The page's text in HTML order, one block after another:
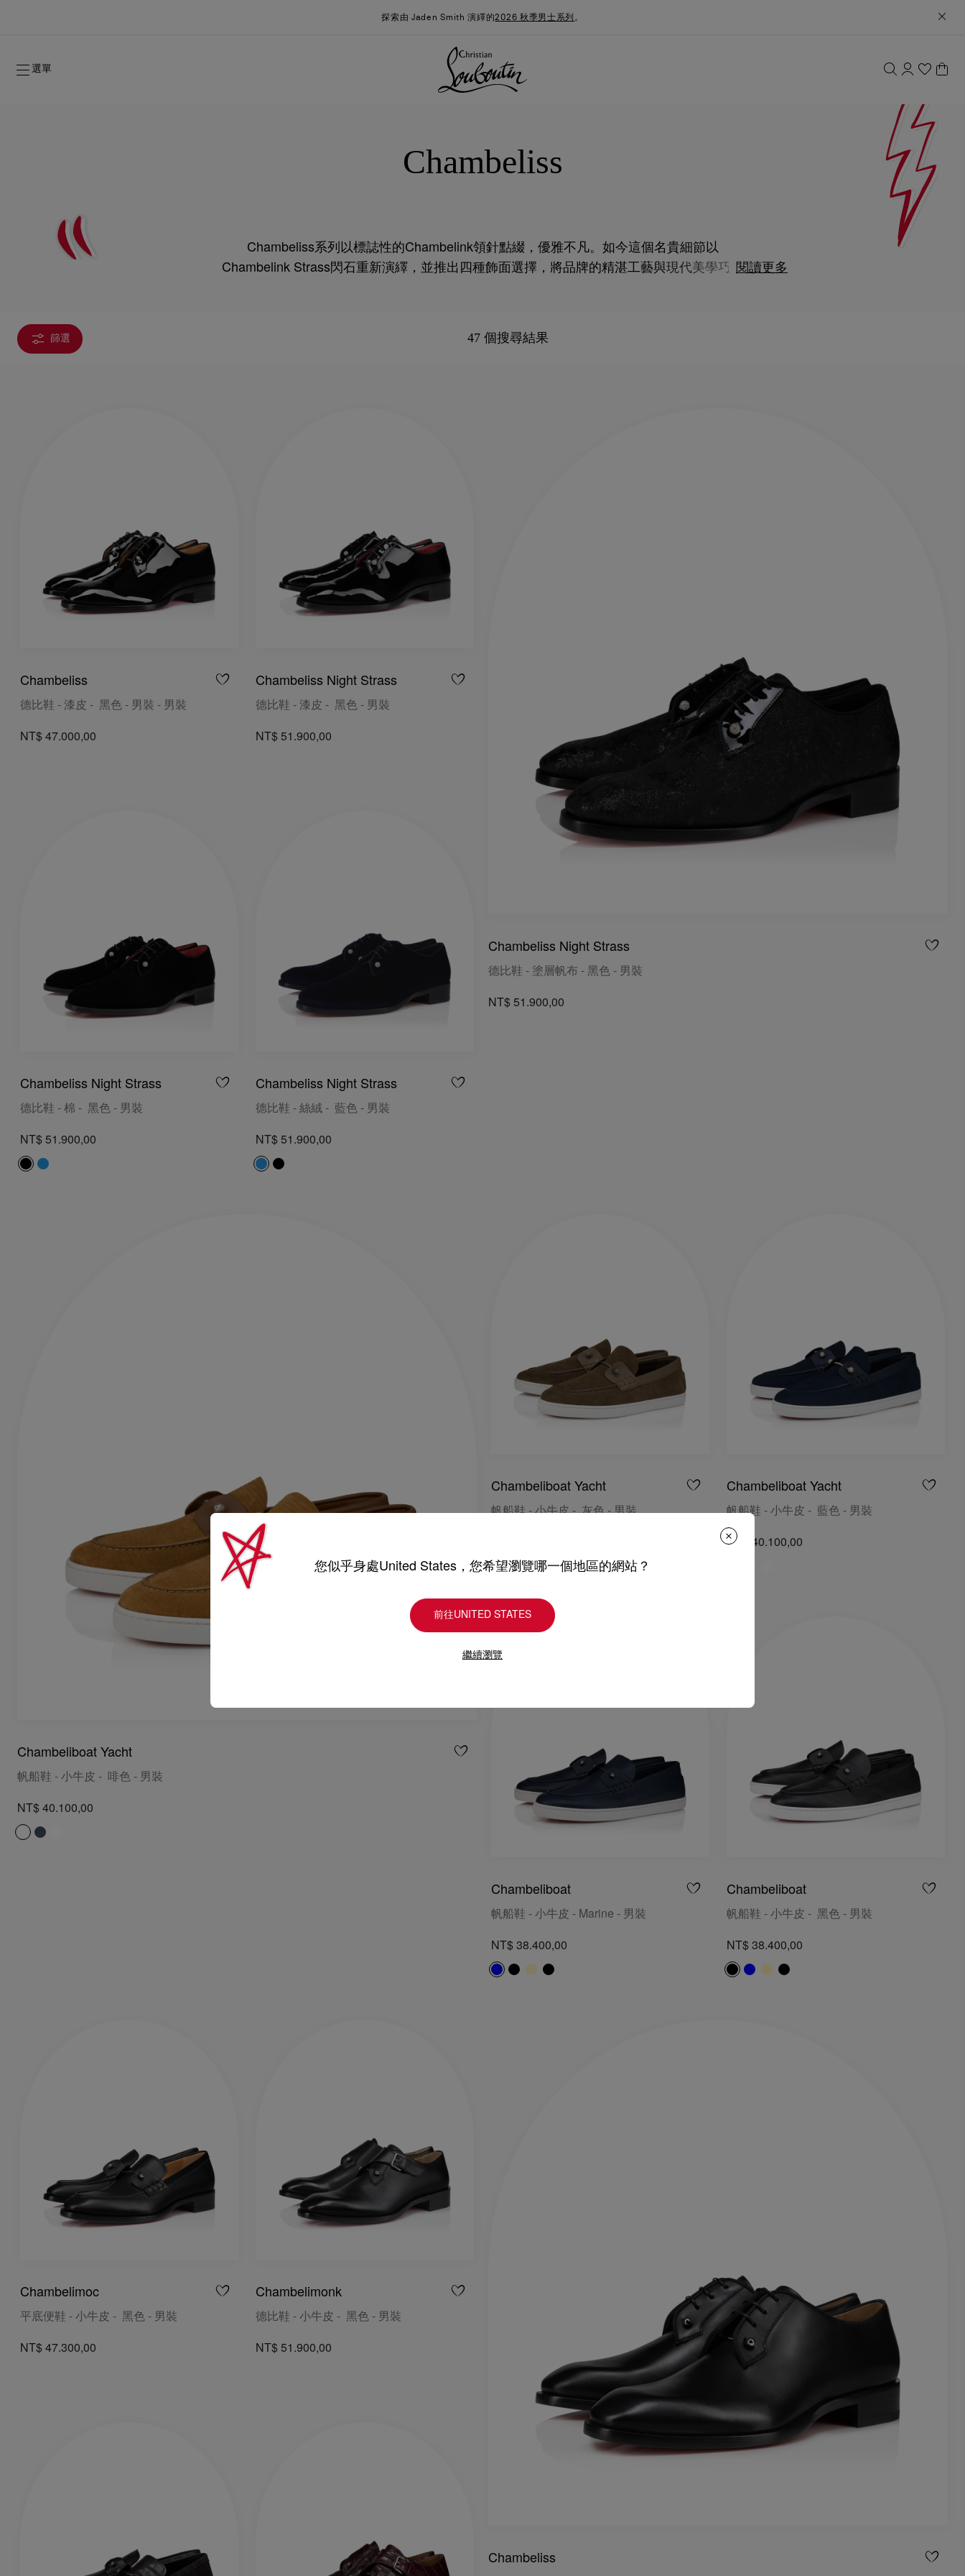
探索由 Jaden Smith 演繹的2026 秋季男士系列 。
選單
Cassia系列 時尚經典
2026年秋季系列
2026年秋季系列
全新登場：Oud Fétiche 奢⾹淡⾹精
精湛工藝
Chambeliss
Chambeliss系列以標誌性的Chambelink領針點綴，優雅不凡。如今這個名貴細節以
Chambelink Strass閃石重新演繹，並推出四種飾面選擇，將品牌的精湛工藝與現代美學巧妙閱讀更多
篩選 47 個搜尋結果
Chambeliss
德比鞋 - 漆皮 - 黑色 - 男裝 - 男裝
NT$ 47.000,00
Chambeliss Night Strass
德比鞋 - 漆皮 - 黑色 - 男裝
NT$ 51.900,00
Chambeliss Night Strass
德比鞋 - 棉 - 黑色 - 男裝
NT$ 51.900,00
Chambeliss Night Strass
德比鞋 - 絲絨 - 藍色 - 男裝
NT$ 51.900,00
Chambeliss Night Strass
德比鞋 - 塗層帆布 - 黑色 - 男裝
NT$ 51.900,00
Chambeliboat Yacht
帆船鞋 - 小牛皮 - 灰色 - 男裝
Chambeliboat Yacht
帆船鞋 - 小牛皮 - 藍色 - 男裝
NT$ 40.100,00
Chambeliboat
帆船鞋 - 小牛皮 - Marine - 男裝
NT$ 38.400,00
Chambeliboat
帆船鞋 - 小牛皮 - 黑色 - 男裝
NT$ 38.400,00
Chambeliboat Yacht
帆船鞋 - 小牛皮 - 啡色 - 男裝
NT$ 40.100,00
Chambelimoc
平底便鞋 - 小牛皮 - 黑色 - 男裝
NT$ 47.300,00
Chambelimonk
德比鞋 - 小牛皮 - 黑色 - 男裝
NT$ 51.900,00
Chambeliss
您似乎身處United States，您希望瀏覽哪一個地區的網站？
前往UNITED STATES
繼續瀏覽